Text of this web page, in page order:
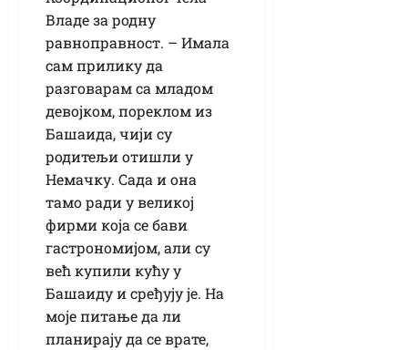
Владе за родну
равноправност. – Имала
сам прилику да
разговарам са младом
девојком, пореклом из
Башаида, чији су
родитељи отишли у
Немачку. Сада и она
тамо ради у великој
фирми која се бави
гастрономијом, али су
већ купили кућу у
Башаиду и сређују је. На
моје питање да ли
планирају да се врате,